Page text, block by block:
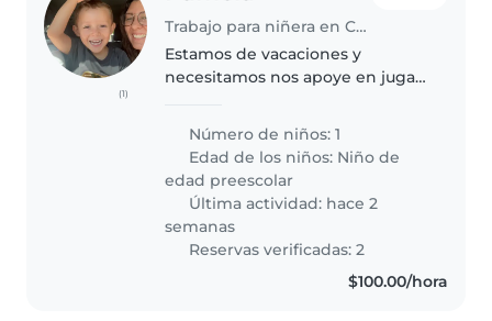
(1)
Trabajo para niñera en Coyoacán
Estamos de vacaciones y
necesitamos nos apoye en jugar
jugar en la alberca y jardín y
terminaría cuando se duerma
Número de niños: 1
Edad de los niños: Niño de
edad preescolar
Última actividad: hace 2
semanas
Reservas verificadas: 2
$100.00/hora